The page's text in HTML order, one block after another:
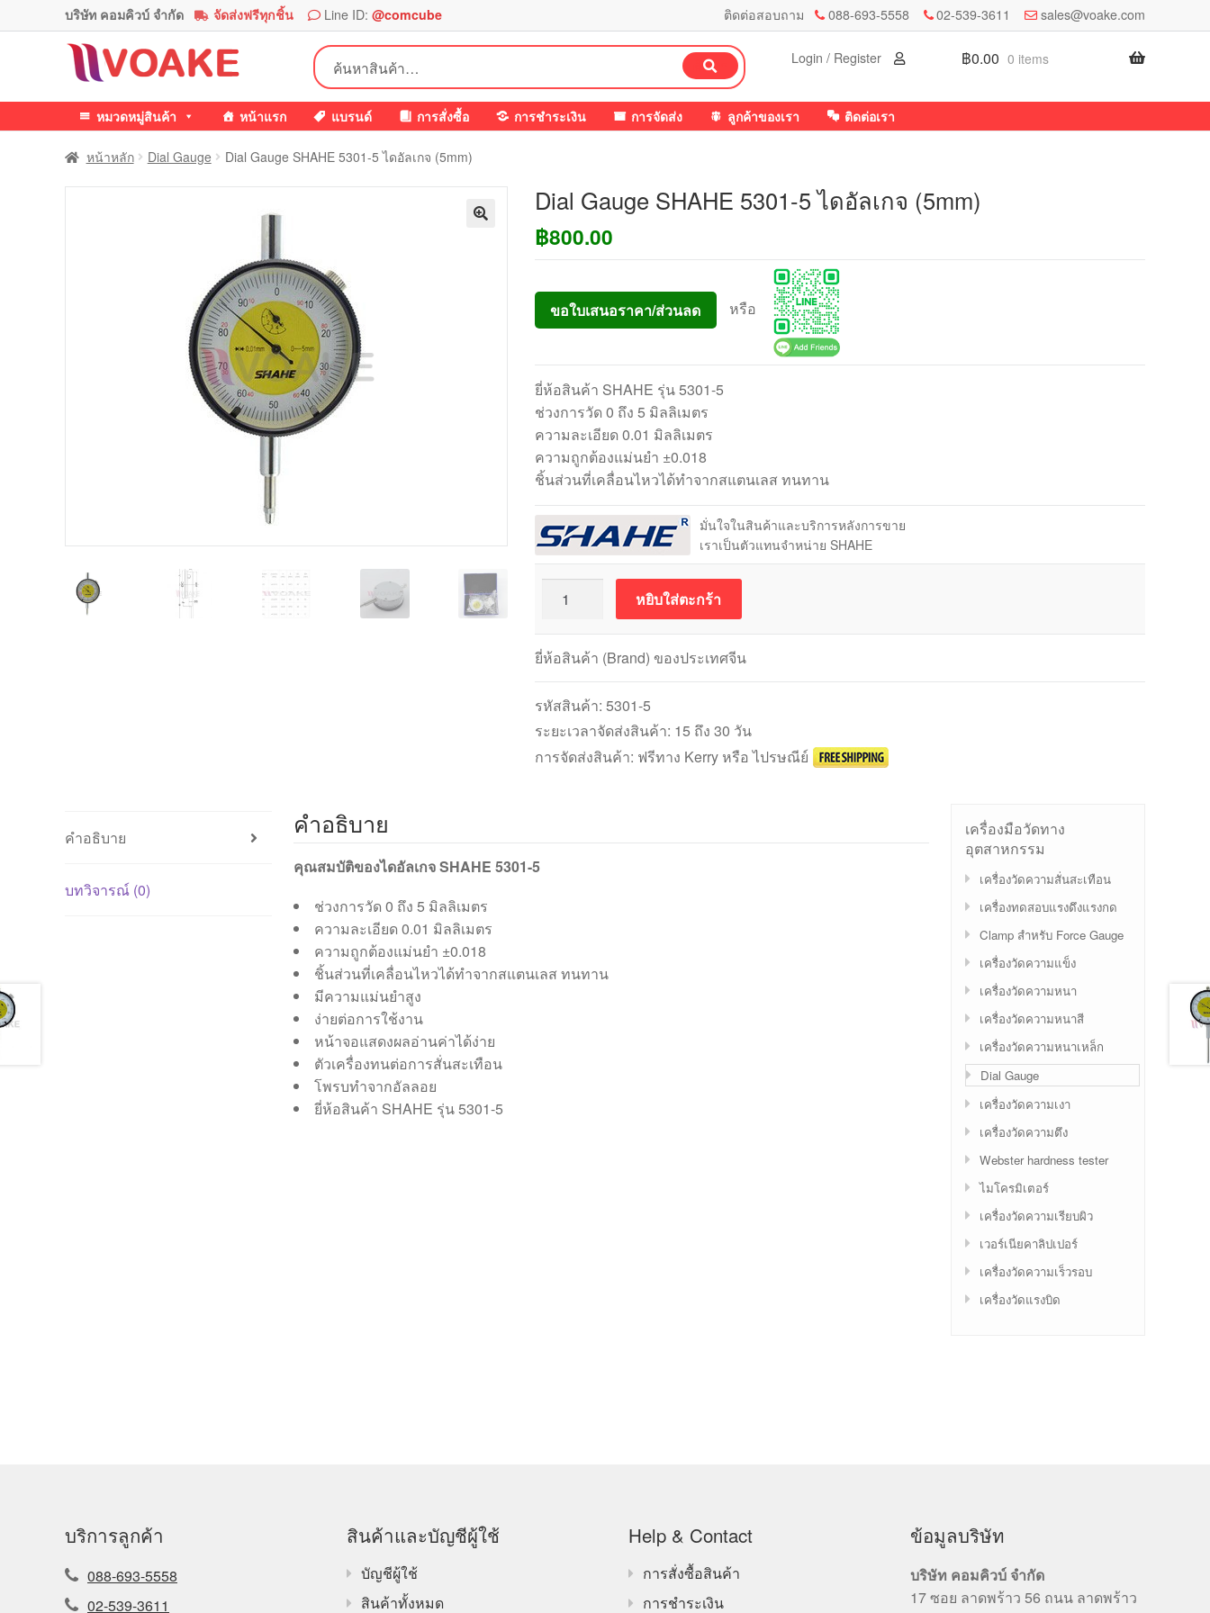
บริษัท คอมคิวบ์ จำกัด จัดส่งฟรีทุกชิ้น Line ID: @comcube ติดต่อสอบถาม 088-693-5558 02-539-3611 sales@voake.com
Skip
to
Skip
to
ค้นหา:
ค้นหา ฿0.00 0 items
Login / Register
หมวดหมู่สินค้า หน้าแรก แบรนด์ การสั่งซื้อ การชำระเงิน การจัดส่ง ลูกค้าของเรา ติดต่อเรา
หน้าหลัก Dial Gauge Dial Gauge SHAHE 5301-5 ไดอัลเกจ (5mm)
Dial Gauge SHAHE 5301-5 ไดอัลเกจ (5mm)
฿800.00
ขอใบเสนอราคา/ส่วนลด หรือ
ยี่ห้อสินค้า SHAHE รุ่น 5301-5
ช่วงการวัด 0 ถึง 5 มิลลิเมตร
ความละเอียด 0.01 มิลลิเมตร
ความถูกต้องแม่นยำ ±0.018
ชิ้นส่วนที่เคลื่อนไหวได้ทำจากสแตนเลส ทนทาน
มั่นใจในสินค้าและบริการหลังการขาย
เราเป็นตัวแทนจำหน่าย SHAHE
Dial
Gauge
SHAHE
5301-
5
ไดอัล
(5mm)
หยิบใส่ตะกร้า
ยี่ห้อสินค้า (Brand) ของประเทศจีน
รหัสสินค้า: 5301-5
ระยะเวลาจัดส่งสินค้า: 15 ถึง 30 วัน
การจัดส่งสินค้า: ฟรีทาง Kerry หรือ ไปรษณีย์
คำอธิบาย
บทวิจารณ์ (0)
คำอธิบาย
คุณสมบัติของไดอัลเกจ SHAHE 5301-5
ช่วงการวัด 0 ถึง 5 มิลลิเมตร
ความละเอียด 0.01 มิลลิเมตร
ความถูกต้องแม่นยำ ±0.018
ชิ้นส่วนที่เคลื่อนไหวได้ทำจากสแตนเลส ทนทาน
มีความแม่นยำสูง
ง่ายต่อการใช้งาน
หน้าจอแสดงผลอ่านค่าได้ง่าย
ตัวเครื่องทนต่อการสั่นสะเทือน
โพรบทำจากอัลลอย
ยี่ห้อสินค้า SHAHE รุ่น 5301-5
เครื่องมือวัดทาง
อุตสาหกรรม
เครื่องวัดความสั่นสะเทือน
เครื่องทดสอบแรงดึงแรงกด
Clamp สำหรับ Force Gauge
เครื่องวัดความแข็ง
เครื่องวัดความหนา
เครื่องวัดความหนาสี
เครื่องวัดความหนาเหล็ก
Dial Gauge
เครื่องวัดความเงา
เครื่องวัดความตึง
Webster hardness tester
ไมโครมิเตอร์
เครื่องวัดความเรียบผิว
เวอร์เนียคาลิปเปอร์
เครื่องวัดความเร็วรอบ
เครื่องวัดแรงบิด
บริการลูกค้า
088-693-5558
02-539-3611
สินค้าและบัญชีผู้ใช้
บัญชีผู้ใช้
สินค้าทั้งหมด
Help & Contact
การสั่งซื้อสินค้า
การชำระเงิน
ข้อมูลบริษัท
บริษัท คอมคิวบ์ จำกัด
17 ซอย ลาดพร้าว 56 ถนน ลาดพร้าว